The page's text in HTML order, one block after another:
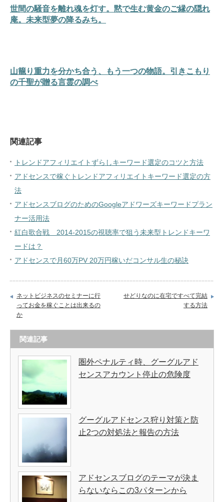
世間の騒音を離れ魂を灯す。黙で生む黄金のご縁の隠れ
庵。未来型夢の降るみち。
山籠り重力を分かち合う、もう一つの物語。引きこもり
の千聖が贈る言霊の調べ
関連記事
トレンドアフィリエイトずらしキーワード選定のコツと方法
アドセンスで稼ぐトレンドアフィリエイトキーワード選定の方
法
アドセンスブログのためのGoogleアドワーズキーワードプラン
ナー活用法
紅白歌合戦 2014-2015の視聴率で狙う未来型トレンドキーワ
ードは？
アドセンスで月60万PV 20万円稼いだコンサル生の秘訣
ネットビジネスのセミナーに行
ってお金を稼ぐことは出来るの
か
せどりなのに在宅ですべて完結
する方法
関連記事
圏外ペナルティ時、グーグルアド
センスアカウント停止の危険度
グーグルアドセンス狩り対策と防
止2つの対処法と報告の方法
アドセンスブログのテーマが決ま
らないならこの3パターンから